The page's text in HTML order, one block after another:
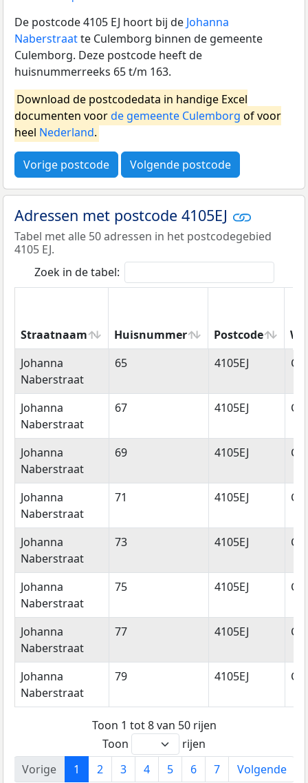
De postcode 4105 EJ hoort bij de Johanna
Naberstraatte Culemborg binnen de gemeente
Culemborg. Deze postcode heeft de
huisnummerreeks 65 t/m 163.
Download de postcodedata in handige Excel
documenten voorde gemeente Culemborg of voor
heel Nederland.
Vorige postcode Volgende postcode
Adressen met postcode 4105EJ
Tabel met alle 50 adressen in het postcodegebied
4105 EJ.
Zoek in de tabel:
Straatnaam Huisnummer Postcode
Straatnaam
Huisnummer Postcode
Johanna
Naberstraat
65 4105EJ
Johanna
Naberstraat
67 4105EJ
Johanna
Naberstraat
69 4105EJ
Johanna
Naberstraat
71 4105EJ
Johanna
Naberstraat
73 4105EJ
Johanna
Naberstraat
75 4105EJ
Johanna
Naberstraat
77 4105EJ
Johanna
Naberstraat
79 4105EJ
Toon 1 tot 8 van 50 rijen
Toon
rijen
Vorige
1 2 3 4 5 6 7 Volgende